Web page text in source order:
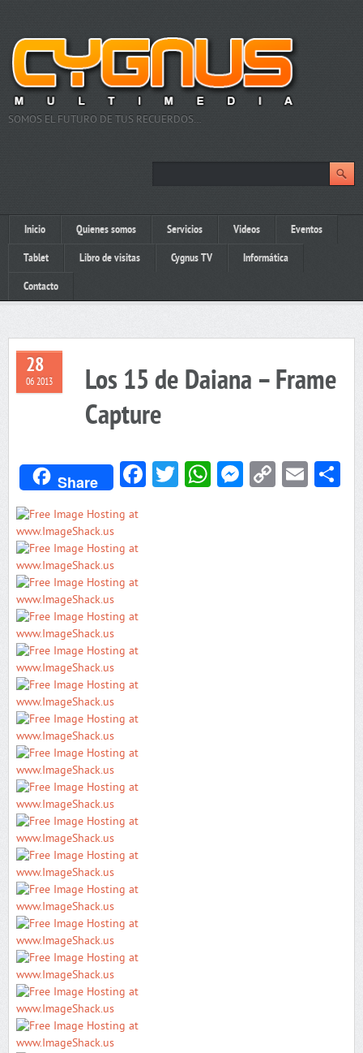
SOMOS EL FUTURO DE TUS RECUERDOS…
Inicio Quienes somos Servicios Videos Eventos
Tablet Libro de visitas Cygnus TV Informática
Contacto
28
06 2013
Los 15 de Daiana – Frame
Capture
Share Facebook
Twitter
WhatsApp
Messenger
Copy